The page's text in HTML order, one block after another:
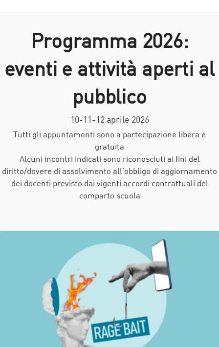
Programma 2026:
eventi e attività aperti al
pubblico
10-11-12 aprile 2026
Tutti gli appuntamenti sono a partecipazione libera e
gratuita
Alcuni incontri indicati sono riconosciuti ai fini del
diritto/dovere di assolvimento all’obbligo di aggiornamento
dei docenti previsto dai vigenti accordi contrattuali del
comparto scuola